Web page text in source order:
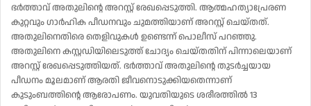
ഭര്‍ത്താവ് അതുലിന്റെ അറസ്റ്റ് രേഖപ്പെടുത്തി. ആത്മഹത്യാപ്രേരണ
കുറ്റവും ഗാര്‍ഹിക പീഡനവും ചുമത്തിയാണ് അറസ്റ്റ് ചെയ്തത്.
അതുലിനെതിരെ തെളിവുകള്‍ ഉണ്ടെന്ന് പൊലീസ് പറഞ്ഞു.
അതുലിനെ കസ്റ്റഡിയിലെടുത്ത് ചോദ്യം ചെയ്തതിന് പിന്നാലെയാണ്
അറസ്റ്റ് രേഖപ്പെടുത്തിയത്. ഭര്‍ത്താവ് അതുലിന്റെ തുടര്‍ച്ചയായ
പീഡനം മൂലമാണ് ആരതി ജീവനൊടുക്കിയതെന്നാണ്
കുടുംബത്തിന്റെ ആരോപണം. യുവതിയുടെ ശരീരത്തില്‍ 13